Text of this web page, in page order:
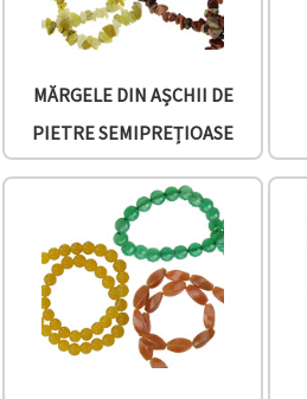
acordul
dumneavoastră,
analiza
traficul și a
afișa
conținut și
reclame
mai
partenerilor
noștri de
analiză și
marketing.
Puteți fi de
MĂRGELE DIN AȘCHII DE
PIETRE SEMIPREȚIOASE